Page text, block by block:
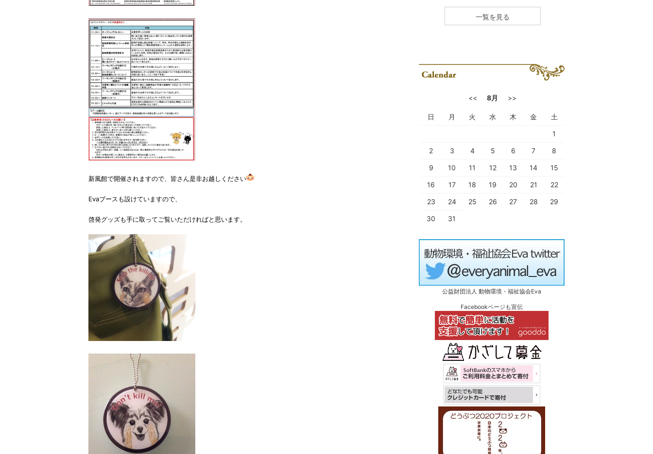
新風館で開催されますので、皆さん是非お越しください
Evaブースも設けていますので、
啓発グッズも手に取ってご覧いただければと思います。
一覧を見る
<< 8月 >>
日 月 火 水 木 金 土
1
2 3 4 5 6 7 8
9 10 11 12 13 14 15
16 17 18 19 20 21 22
23 24 25 26 27 28 29
30 31
公益財団法人 動物環境・福祉協会Eva
Facebookページも宣伝